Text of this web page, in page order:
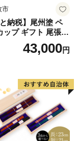
00）
市
と納税】尾州塗 ペ
ップ ギフト 尾張漆
器工芸 工芸品 芸術
抗菌性 美味しく安
ス効果 お取り寄せ
市 送料無料
43,000円